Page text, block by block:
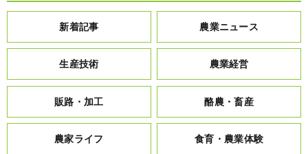
新着記事 農業ニュース
生産技術 農業経営
販路・加工 酪農・畜産
農家ライフ 食育・農業体験